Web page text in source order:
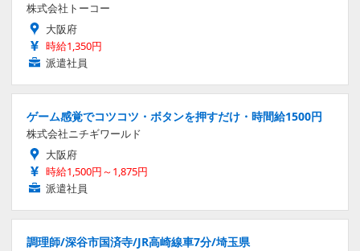
株式会社トーコー
大阪府
時給1,350円
派遣社員
ゲーム感覚でコツコツ・ボタンを押すだけ・時間給1500円
株式会社ニチギワールド
大阪府
時給1,500円～1,875円
派遣社員
調理師/深谷市国済寺/JR高崎線車7分/埼玉県